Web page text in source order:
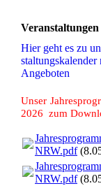
Veranstaltungen
Hier geht es zu
stal­tungs­ka­len­der
Angeboten
Unser
2026 zum
NRW.pdf
NRW.pdf